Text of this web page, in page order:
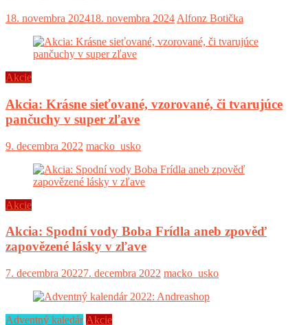
18. novembra 202418. novembra 2024 Alfonz Botička
Akcie
Akcia: Krásne sieťované, vzorované, či tvarujúce
pančuchy v super zľave
9. decembra 2022 macko_usko
Akcie
Akcia: Spodní vody Boba Frídla aneb zpověď
zapovězené lásky v zľave
7. decembra 20227. decembra 2022 macko_usko
Adventný kaledár Akcie